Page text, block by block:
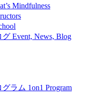
Mindfulness
グ Event, News, Blog
グラム 1on1 Program